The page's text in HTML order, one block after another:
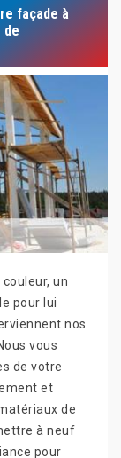
façade à
de
un
pour lui
nos
vous
de votre
et
de
à neuf
pour